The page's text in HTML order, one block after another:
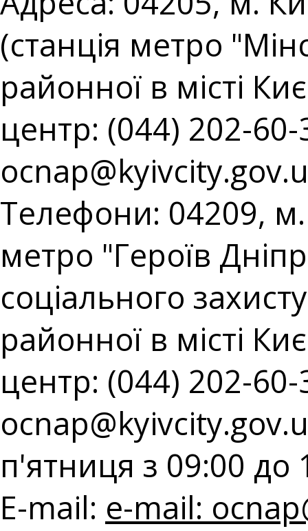
(станція метро
районної в місті
центр: (044) 202-
Телефони: 04209, м.
метро "Героїв
соціального
районної в місті
центр: (044) 202-
п'ятниця з 09:00 до
E-mail: e-mail: